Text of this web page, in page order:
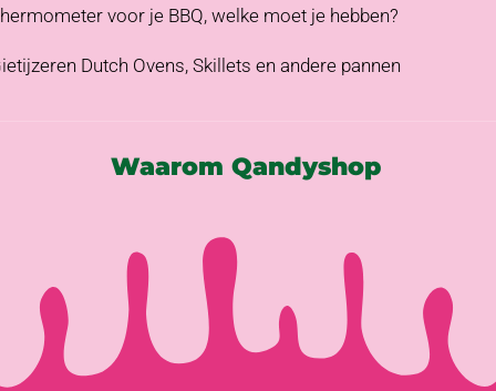
voor je BBQ, welke moet je hebben?
Dutch Ovens, Skillets en andere pannen
Waarom Qandyshop